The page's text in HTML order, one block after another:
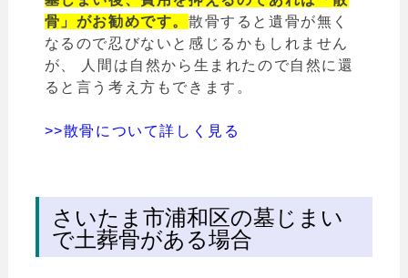
骨」がお勧めです。 散骨すると遺骨が無く
なるので忍びないと感じるかもしれません
が、 人間は自然から生まれたので自然に還
ると言う考え方もできます。
>>散骨について詳しく見る
さいたま市浦和区の墓じまい
で土葬骨がある場合